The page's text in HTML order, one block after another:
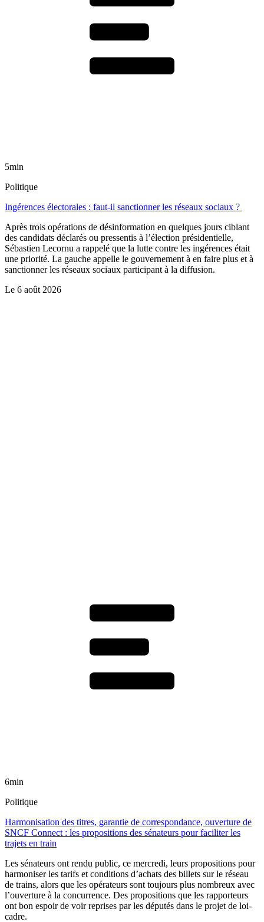
5min
Politique
Ingérences électorales : faut-il sanctionner les réseaux sociaux ?
Après trois opérations de désinformation en quelques jours ciblant
des candidats déclarés ou pressentis à l’élection présidentielle,
Sébastien Lecornu a rappelé que la lutte contre les ingérences était
une priorité. La gauche appelle le gouvernement à en faire plus et à
sanctionner les réseaux sociaux participant à la diffusion.
Le 6 août 2026
6min
Politique
Harmonisation des titres, garantie de correspondance, ouverture de
SNCF Connect : les propositions des sénateurs pour faciliter les
trajets en train
Les sénateurs ont rendu public, ce mercredi, leurs propositions pour
harmoniser les tarifs et conditions d’achats des billets sur le réseau
de trains, alors que les opérateurs sont toujours plus nombreux avec
l’ouverture à la concurrence. Des propositions que les rapporteurs
ont bon espoir de voir reprises par les députés dans le projet de loi-
cadre.